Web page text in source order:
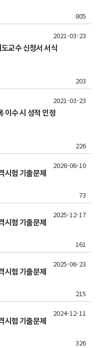
805
교수 신청서 서식
203
2021-03-23
이수 시 성적 인정
226
2021-03-23
시험 기출문제
73
2026-06-10
시험 기출문제
161
2025-12-17
시험 기출문제
215
2025-06-23
시험 기출문제
326
2024-12-11